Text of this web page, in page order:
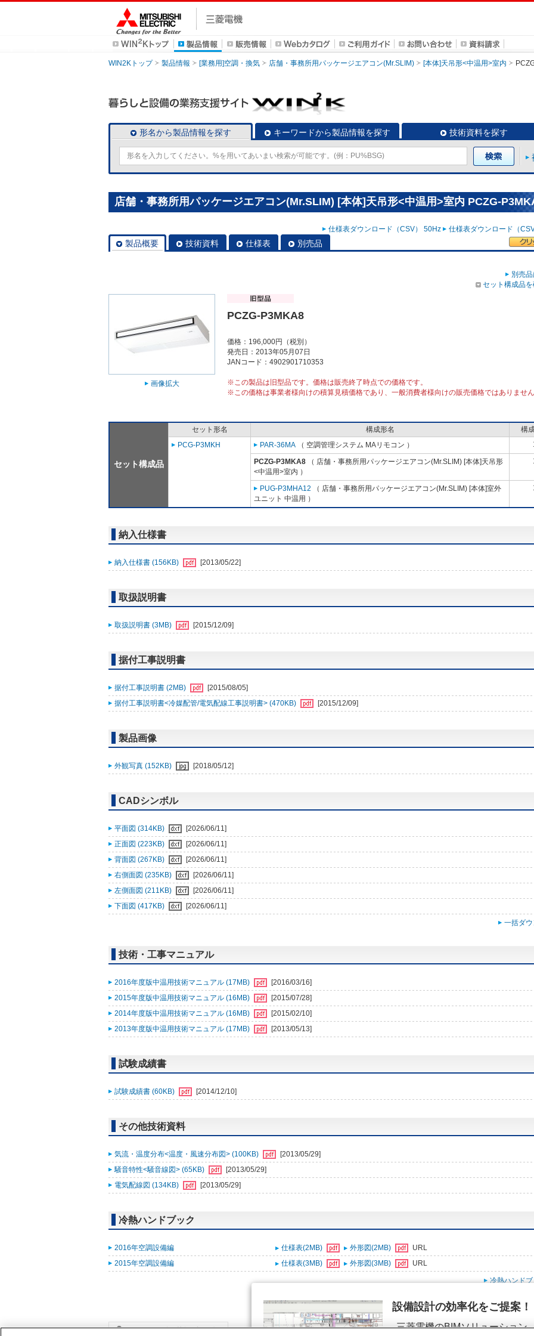
WIN2Kトップ 製品情報 [業務用]空調・換気 店舗・事務所用パッケージエアコン(Mr.SLIM) [本体]天吊形<中温用>室内
形名から製品情報を探す キーワードから製品情報を探す 技術資料を探す
店舗・事務所用パッケージエアコン(Mr.SLIM) [本体]天吊形<中温用>室内 PCZG-
仕様表ダウンロード（CSV） 50Hz 仕様表ダウンロード（
製品概要 技術資料 仕様表 別売品
別売
セット構成品
画像拡大
PCZG-P3MKA8
価格：196,000円（税別）
発売日：2013年05月07日
JANコード：4902901710353
※この製品は旧型品です。価格は販売終了時点での価格です。
※この価格は事業者様向けの積算見積価格であり、一般消費者様向けの販売価格ではありませ
セット構成品
セット形名 構成形名
構
PCG-P3MKH
PAR-36MA （ 空調管理システム MAリモコン ）
PCZG-P3MKA8 （ 店舗・事務所用パッケージエアコン(Mr.SLIM) [本体]天吊形
<中温用>室内 ）
PUG-P3MHA12 （ 店舗・事務所用パッケージエアコン(Mr.SLIM) [本体]室外
ユニット 中温用 ）
納入仕様書
納入仕様書 (156KB) [2013/05/22]
取扱説明書
取扱説明書 (3MB) [2015/12/09]
据付工事説明書
据付工事説明書 (2MB)
[2015/08/05]
据付工事説明書<冷媒配管/電気配線工事説明書> (470KB)
[2015/12/09]
製品画像
外観写真 (152KB) [2018/05/12]
CADシンボル
平面図 (314KB)
[2026/06/11]
正面図 (223KB)
[2026/06/11]
背面図 (267KB)
[2026/06/11]
右側面図 (235KB)
[2026/06/11]
左側面図 (211KB)
[2026/06/11]
下面図 (417KB)
[2026/06/11]
一括ダ
技術・工事マニュアル
2016年度版中温用技術マニュアル (17MB)
[2016/03/16]
2015年度版中温用技術マニュアル (16MB)
[2015/07/28]
2014年度版中温用技術マニュアル (16MB)
[2015/02/10]
2013年度版中温用技術マニュアル (17MB)
[2013/05/13]
試験成績書
試験成績書 (60KB) [2014/12/10]
その他技術資料
気流・温度分布<温度・風速分布図> (100KB)
[2013/05/29]
騒音特性<騒音線図> (65KB)
[2013/05/29]
電気配線図 (134KB)
[2013/05/29]
冷熱ハンドブック
2016年空調設備編 仕様表(2MB) 外形図(2MB)
URL
2015年空調設備編
仕様表(3MB) 外形図(3MB) URL
冷熱ハンド
設備設計の効率化をご提案！
三菱電機のBIMソリューション